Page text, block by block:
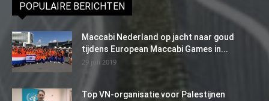
POPULAIRE BERICHTEN
Maccabi Nederland op jacht naar goud
tijdens European Maccabi Games in...
29 juli 2019
Top VN-organisatie voor Palestijnen